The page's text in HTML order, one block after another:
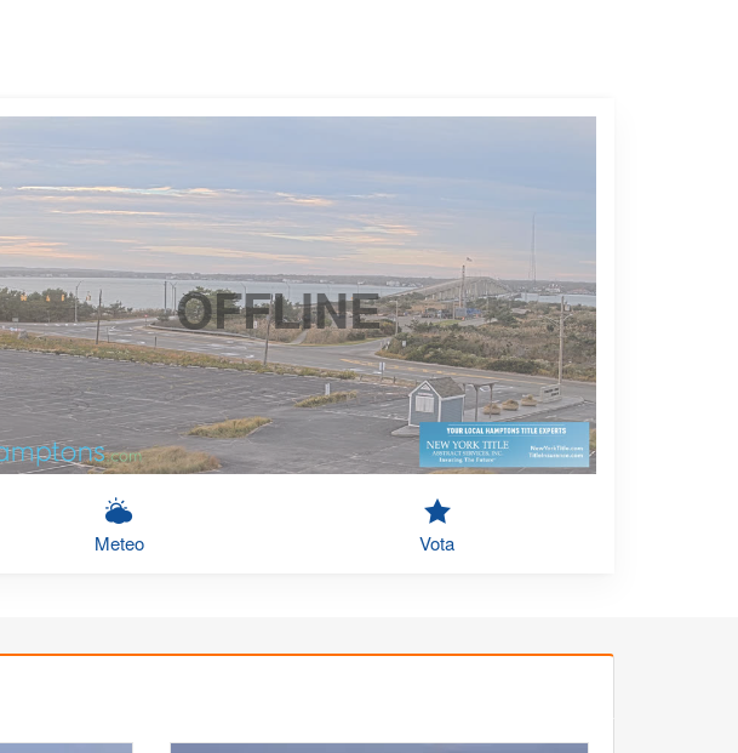
OFFLINE
Meteo Vota